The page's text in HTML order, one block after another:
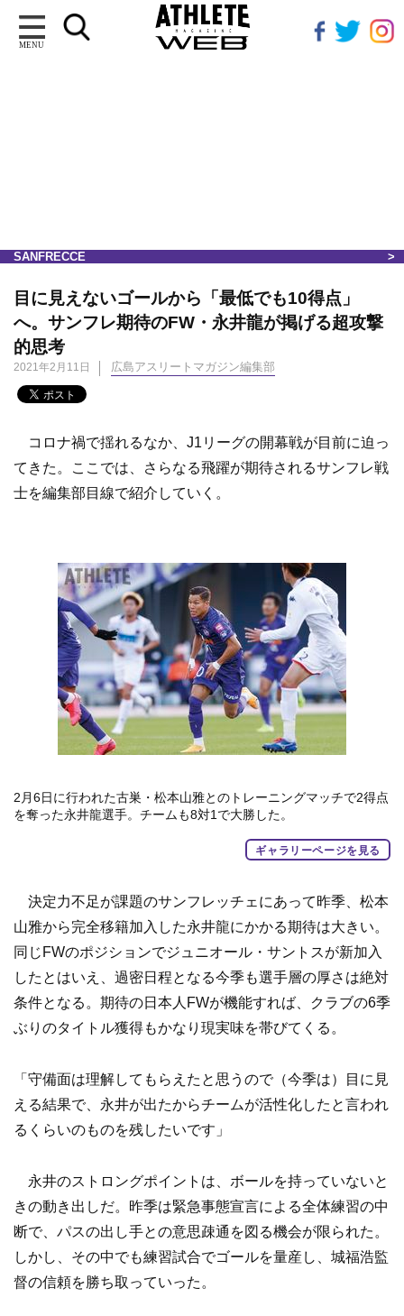
MENU
SANFRECCE
目に見えないゴールから「最低でも10得点」
へ。サンフレ期待のFW・永井龍が掲げる超攻撃
的思考
2021年2月11日 広島アスリートマガジン編集部
コロナ禍で揺れるなか、J1リーグの開幕戦が目前に迫っ
てきた。ここでは、さらなる飛躍が期待されるサンフレ戦
士を編集部目線で紹介していく。
2月6日に行われた古巣・松本山雅とのトレーニングマッチで2得点
を奪った永井龍選手。チームも8対1で大勝した。
ギャラリーページを見る
決定力不足が課題のサンフレッチェにあって昨季、松本
山雅から完全移籍加入した永井龍にかかる期待は大きい。
同じFWのポジションでジュニオール・サントスが新加入
したとはいえ、過密日程となる今季も選手層の厚さは絶対
条件となる。期待の日本人FWが機能すれば、クラブの6季
ぶりのタイトル獲得もかなり現実味を帯びてくる。
「守備面は理解してもらえたと思うので（今季は）目に見
える結果で、永井が出たからチームが活性化したと言われ
るくらいのものを残したいです」
永井のストロングポイントは、ボールを持っていないと
きの動き出しだ。昨季は緊急事態宣言による全体練習の中
断で、パスの出し手との意思疎通を図る機会が限られた。
しかし、その中でも練習試合でゴールを量産し、城福浩監
督の信頼を勝ち取っていった。